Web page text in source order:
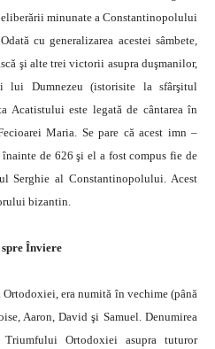
minunate a Constantinopolului
cu generalizarea acestei sâmbete,
şi alte trei victorii asupra duşmanilor,
Dumnezeu (istorisite la sfârşitul
Acatistului este legată de cântarea în
Maria. Se pare că acest imn –
de 626 şi el a fost compus fie de
Serghie al Constantinopolului. Acest
bizantin.
Înviere
era numită în vechime (până
Aaron, David şi Samuel. Denumirea
Ortodoxiei asupra tuturor